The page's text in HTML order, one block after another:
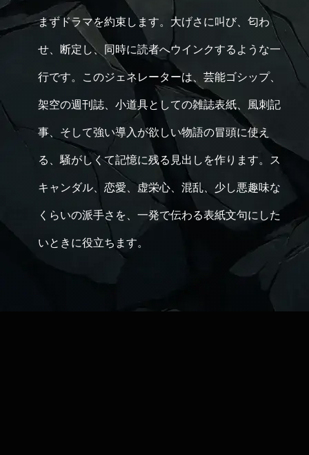
まずドラマを約束します。大げさに叫び、匂わ
せ、断定し、同時に読者へウインクするような一
行です。このジェネレーターは、芸能ゴシップ、
架空の週刊誌、小道具としての雑誌表紙、風刺記
事、そして強い導入が欲しい物語の冒頭に使え
る、騒がしくて記憶に残る見出しを作ります。ス
キャンダル、恋愛、虚栄心、混乱、少し悪趣味な
くらいの派手さを、一発で伝わる表紙文句にした
いときに役立ちます。